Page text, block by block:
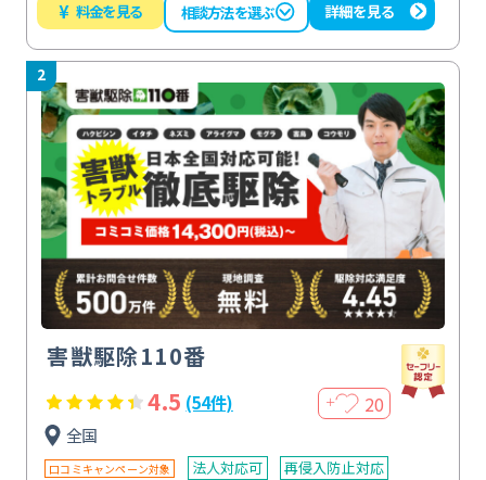
¥ 料金を見る 相談方法を選ぶ 詳細を見る
2
害獣駆除110番
4.5 (54件) ＋ 20
全国
口コミキャンペーン対象 法人対応可
再侵入防止対応